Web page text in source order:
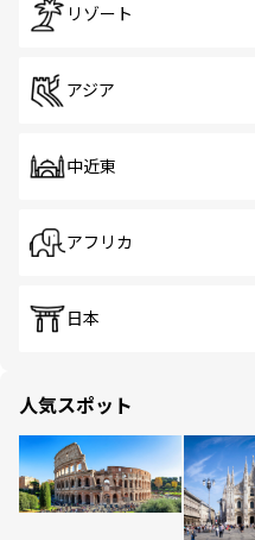
リゾート
アジア
中近東
アフリカ
日本
人気スポット